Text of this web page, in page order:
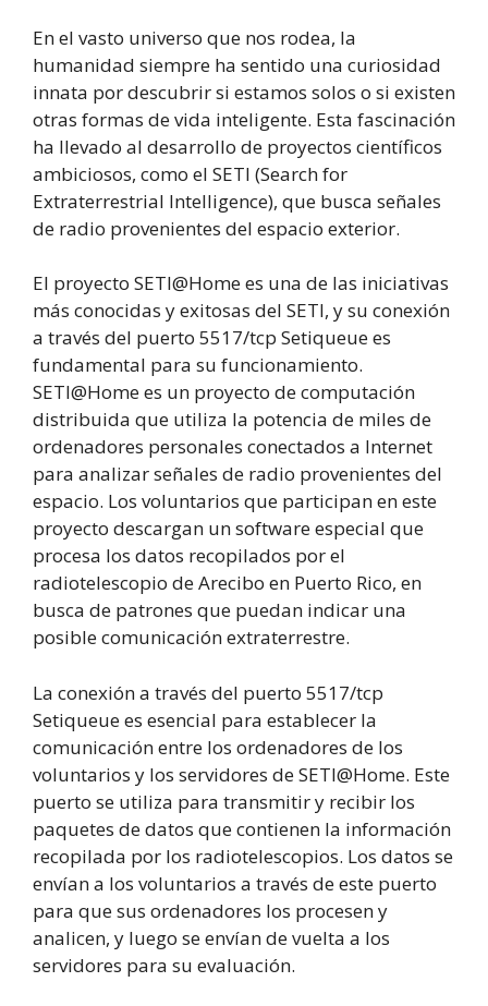
En el vasto universo que nos rodea, la
humanidad siempre ha sentido una curiosidad
innata por descubrir si estamos solos o si existen
otras formas de vida inteligente. Esta fascinación
ha llevado al desarrollo de proyectos científicos
ambiciosos, como el SETI (Search for
Extraterrestrial Intelligence), que busca señales
de radio provenientes del espacio exterior.
El proyecto SETI@Home es una de las iniciativas
más conocidas y exitosas del SETI, y su conexión
a través del puerto 5517/tcp Setiqueue es
fundamental para su funcionamiento.
SETI@Home es un proyecto de computación
distribuida que utiliza la potencia de miles de
ordenadores personales conectados a Internet
para analizar señales de radio provenientes del
espacio. Los voluntarios que participan en este
proyecto descargan un software especial que
procesa los datos recopilados por el
radiotelescopio de Arecibo en Puerto Rico, en
busca de patrones que puedan indicar una
posible comunicación extraterrestre.
La conexión a través del puerto 5517/tcp
Setiqueue es esencial para establecer la
comunicación entre los ordenadores de los
voluntarios y los servidores de SETI@Home. Este
puerto se utiliza para transmitir y recibir los
paquetes de datos que contienen la información
recopilada por los radiotelescopios. Los datos se
envían a los voluntarios a través de este puerto
para que sus ordenadores los procesen y
analicen, y luego se envían de vuelta a los
servidores para su evaluación.